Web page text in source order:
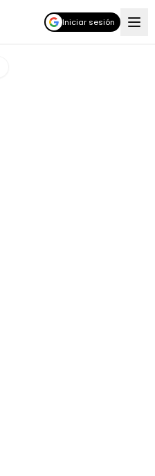
Iniciar sesión